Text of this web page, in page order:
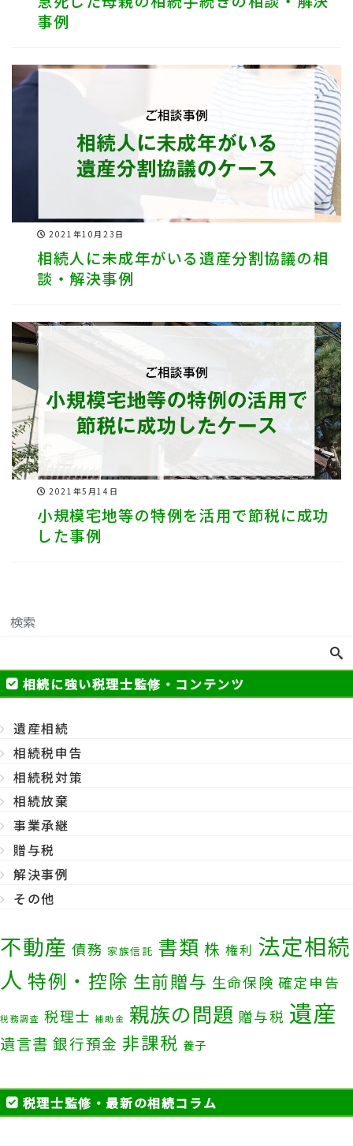
事例
2021年10月23日
相続人に未成年がいる遺産分割協議の相
談・解決事例
2021年5月14日
小規模宅地等の特例を活用で節税に成功
した事例
相続に強い税理士監修・コンテンツ
遺産相続
相続税申告
相続税対策
相続放棄
事業承継
贈与税
解決事例
その他
不動産 債務 家族信託 書類 株 権利 法定相続
人 特例・控除 生前贈与 生命保険 確定申告
税務調査 税理士 補助金 親族の問題 贈与税 遺産
遺言書 銀行預金 非課税 養子
税理士監修・最新の相続コラム